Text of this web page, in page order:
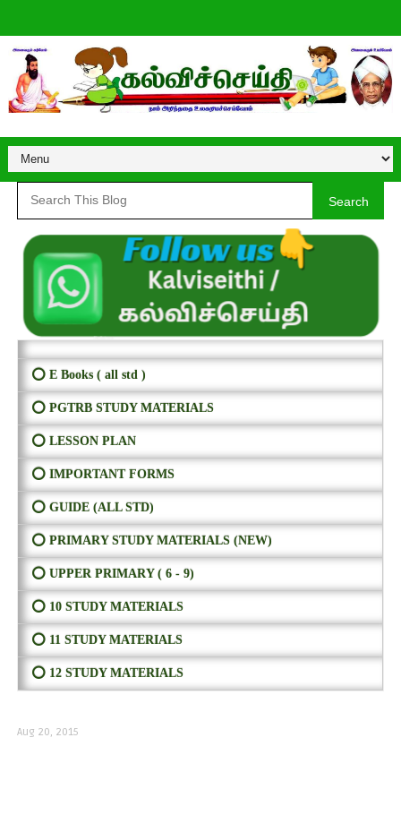
Search
⭕ E Books ( all std )
⭕ PGTRB STUDY MATERIALS
⭕ LESSON PLAN
⭕ IMPORTANT FORMS
⭕ GUIDE (ALL STD)
⭕ PRIMARY STUDY MATERIALS (NEW)
⭕ UPPER PRIMARY ( 6 - 9)
⭕ 10 STUDY MATERIALS
⭕ 11 STUDY MATERIALS
⭕ 12 STUDY MATERIALS
Aug 20, 2015